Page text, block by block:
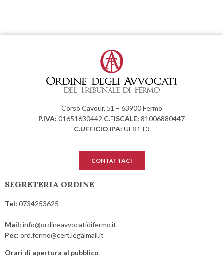
Corso Cavour, 51 – 63900 Fermo
P.IVA: 01651630442 C.FISCALE: 81006880447
C.UFFICIO IPA: UFX1T3
CONTATTACI
SEGRETERIA ORDINE
Tel: 0734253625
Mail: info@ordineavvocatidifermo.it
Pec: ord.fermo@cert.legalmail.it
Orari di apertura al pubblico